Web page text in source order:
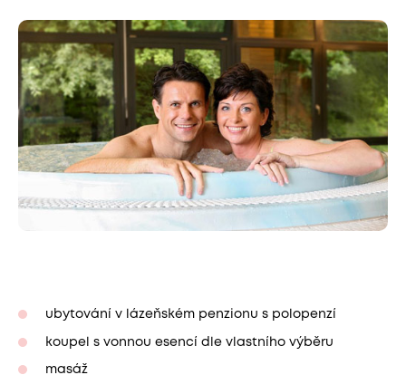
ubytování v lázeňském penzionu s polopenzí
koupel s vonnou esencí dle vlastního výběru
masáž